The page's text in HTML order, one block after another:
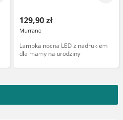
129,90 zł
Murrano
Lampka nocna LED z nadrukiem
dla mamy na urodziny